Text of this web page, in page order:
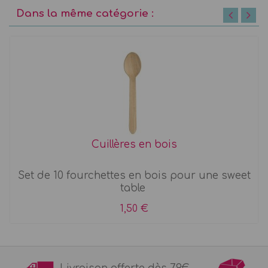
Dans la même catégorie :
Cuillères en bois
Set de 10 fourchettes en bois pour une sweet
table
1,50 €